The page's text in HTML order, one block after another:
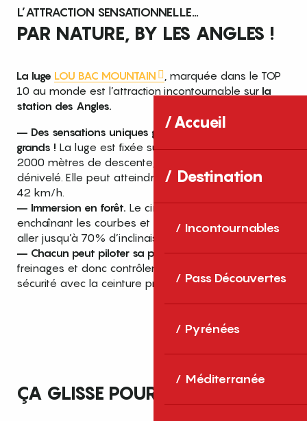
Accueil
Destination
Incontournables
Pass Découvertes
Pyrénées
Méditerranée
L’ATTRACTION SENSATIONNELLE…
PAR NATURE, BY LES ANGLES !
La luge LOU BAC MOUNTAIN
, marquée dans le TOP
10 au monde est l’attraction incontournable sur la
station des Angles.
– Des sensations uniques garanties pour petits et
grands ! La luge est fixée sur un monorail qui dévale
2000 mètres de descente, sur 430 mètres de
dénivelé. Elle peut atteindre la vitesse maximum de
42 km/h.
– Immersion en forêt. Le circuit serpente en forêt,
enchaînant les courbes et des descentes pouvant
aller jusqu’à 70% d’inclinaison.
– Chacun peut piloter sa propre luge !Gérer ses
freinages et donc contrôler sa vitesse, en toute
sécurité avec la ceinture prévue à cet effet !
ÇA GLISSE POUR TOUS !